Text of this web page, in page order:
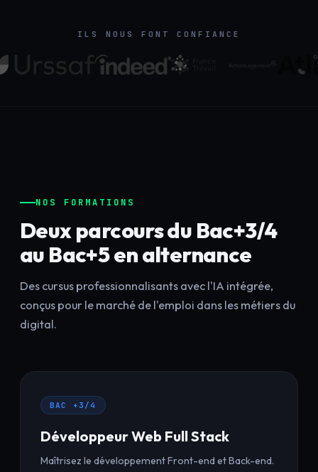
ILS NOUS FONT CONFIANCE
NOS FORMATIONS
Deux parcours du Bac+3/4
au Bac+5 en alternance
Des cursus professionnalisants avec l'IA intégrée,
conçus pour le marché de l'emploi dans les métiers du
digital.
BAC +3/4
Développeur Web Full Stack
Maîtrisez le développement Front-end et Back-end.